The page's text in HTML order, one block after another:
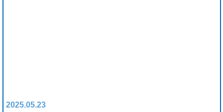
2025.05.23